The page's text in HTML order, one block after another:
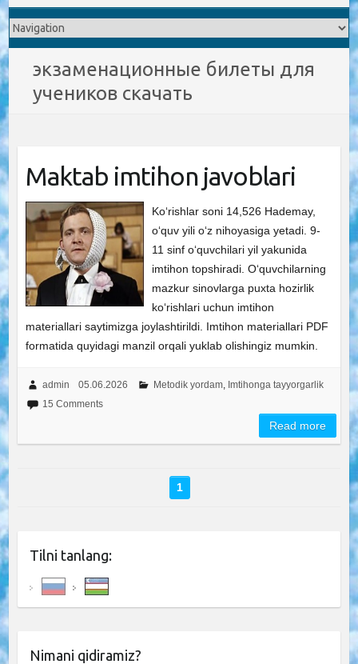
экзаменационные билеты для
учеников скачать
Maktab imtihon javoblari
Ko‘rishlar soni 14,526 Hademay,
o‘quv yili o‘z nihoyasiga yetadi. 9-
11 sinf o‘quvchilari yil yakunida
imtihon topshiradi. O‘quvchilarning
mazkur sinovlarga puxta hozirlik
ko‘rishlari uchun imtihon
materiallari saytimizga joylashtirildi. Imtihon materiallari PDF
formatida quyidagi manzil orqali yuklab olishingiz mumkin.
admin 05.06.2026 Metodik yordam, Imtihonga tayyorgarlik
15 Comments
Read more
1
Tilni tanlang:
Nimani qidiramiz?